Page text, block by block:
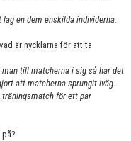
en dem enskilda individerna.
är nycklarna för att ta
till matcherna i sig så har det
att matcherna sprungit iväg.
träningsmatch för ett par